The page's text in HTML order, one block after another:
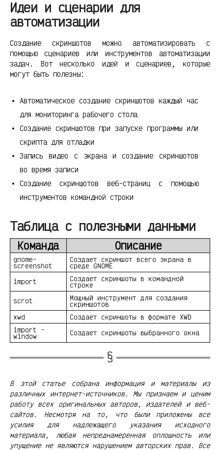
Идеи и сценарии для
автоматизации
Создание скриншотов можно автоматизировать с
помощью сценариев или инструментов автоматизации
задач. Вот несколько идей и сценариев, которые
могут быть полезны:
Автоматическое создание скриншотов каждый час
для мониторинга рабочего стола
Создание скриншотов при запуске программы или
скрипта для отладки
Запись видео с экрана и создание скриншотов
во время записи
Создание скриншотов веб-страниц с помощью
инструментов командной строки
Таблица с полезными данными
Команда Описание
gnome-
screenshot
Создает скриншот всего экрана в
среде GNOME
import
Создает скриншоты в командной
строке
scrot
Мощный инструмент для создания
скриншотов
xwd
Создает скриншоты в формате XWD
import -
window Создает скриншоты выбранного окна
В этой статье собрана информация и материалы из
различных интернет-источников. Мы признаем и ценим
работу всех оригинальных авторов, издателей и веб-
сайтов. Несмотря на то, что были приложены все
усилия для надлежащего указания исходного
материала, любая непреднамеренная оплошность или
упущение не являются нарушением авторских прав. Все